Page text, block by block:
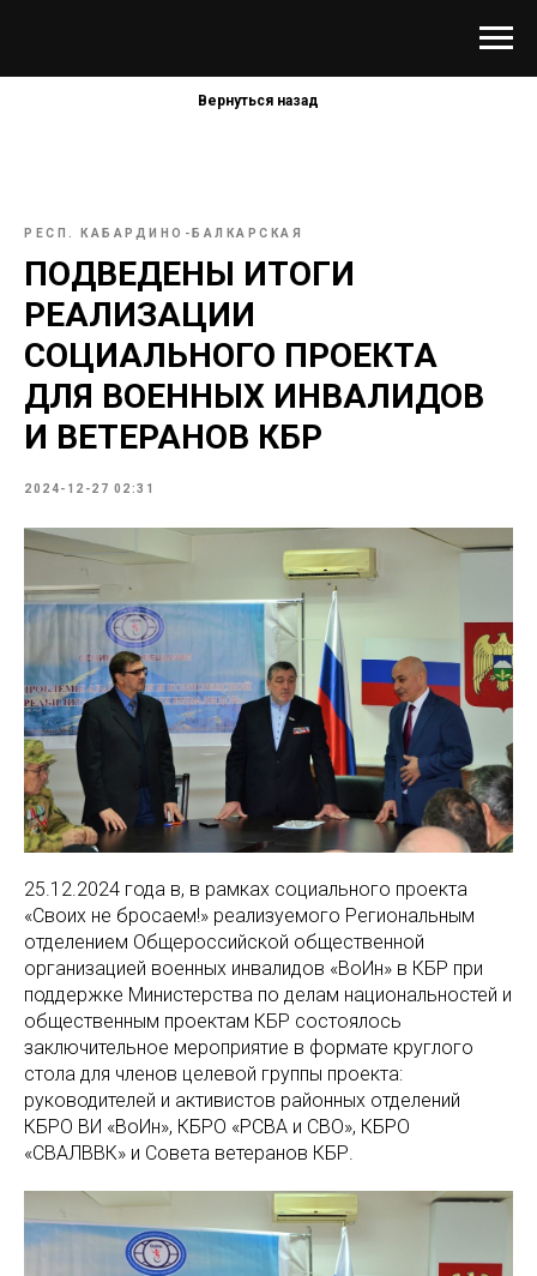
Вернуться назад
РЕСП. КАБАРДИНО-БАЛКАРСКАЯ
ПОДВЕДЕНЫ ИТОГИ
РЕАЛИЗАЦИИ
СОЦИАЛЬНОГО ПРОЕКТА
ДЛЯ ВОЕННЫХ ИНВАЛИДОВ
И ВЕТЕРАНОВ КБР
2024-12-27 02:31
25.12.2024 года в, в рамках социального проекта
«Своих не бросаем!» реализуемого Региональным
отделением Общероссийской общественной
организацией военных инвалидов «ВоИн» в КБР при
поддержке Министерства по делам национальностей и
общественным проектам КБР состоялось
заключительное мероприятие в формате круглого
стола для членов целевой группы проекта:
руководителей и активистов районных отделений
КБРО ВИ «ВоИн», КБРО «РСВА и СВО», КБРО
«СВАЛВВК» и Совета ветеранов КБР.